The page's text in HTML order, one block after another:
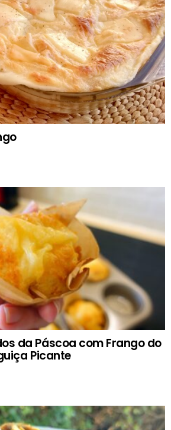
da Páscoa com Frango do
Picante